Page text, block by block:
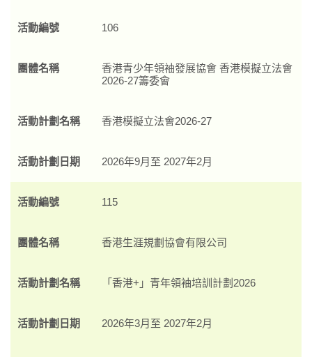
活動編號 106
團體名稱
香港青少年領袖發展協會 香港模擬立法會
2026-27籌委會
活動計劃名稱 香港模擬立法會2026-27
活動計劃日期 2026年9月至 2027年2月
活動編號 115
團體名稱 香港生涯規劃協會有限公司
活動計劃名稱 「香港+」青年領袖培訓計劃2026
活動計劃日期 2026年3月至 2027年2月